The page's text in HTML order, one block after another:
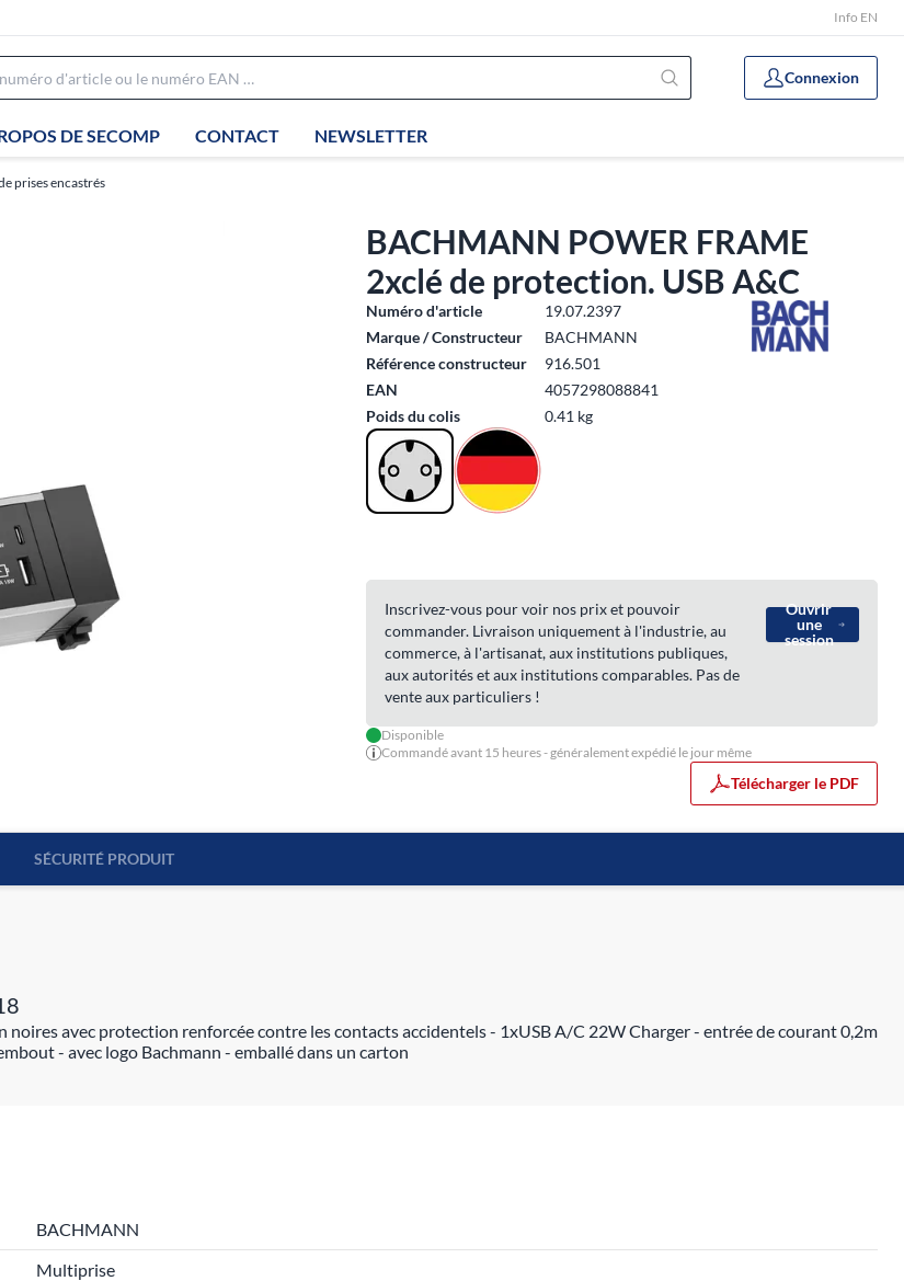
Info EN
Connexion
DE SECOMP CONTACT NEWSLETTER
prises encastrés
BACHMANN POWER FRAME
2xclé de protection. USB A&C
Numéro d'article
19.07.2397
Marque / Constructeur
BACHMANN
Référence constructeur
916.501
EAN
4057298088841
Poids du colis
0.41 kg
Inscrivez-vous pour voir nos prix et pouvoir
commander. Livraison uniquement à l'industrie, au
commerce, à l'artisanat, aux institutions publiques,
aux autorités et aux institutions comparables. Pas de
vente aux particuliers !
Ouvrir
une
session
Disponible
Commandé avant 15 heures - généralement expédié le jour même
Télécharger le PDF
SÉCURITÉ PRODUIT
avec protection renforcée contre les contacts accidentels - 1xUSB A/C 22W Charger - entrée de courant 0,2m
- avec logo Bachmann - emballé dans un carton
BACHMANN
Multiprise